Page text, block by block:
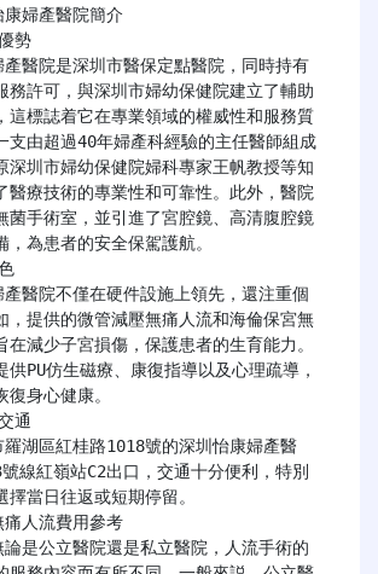
務許可，與深圳市婦幼保健院建立了輔助
這標誌着它在專業領域的權威性和服務質
支由超過40年婦產科經驗的主任醫師組成
深圳市婦幼保健院婦科專家王帆教授等知
醫療技術的專業性和可靠性。此外，醫院
菌手術室，並引進了宮腔鏡、高清腹腔鏡
，為患者的安全保駕護航。
，提供的微管減壓無痛人流和海倫保宮無
在減少子宮損傷，保護患者的生育能力。
供PU仿生磁療、康復指導以及心理疏導，
身心健康。
線紅嶺站C2出口，交通十分便利，特別
擇當日往返或短期停留。